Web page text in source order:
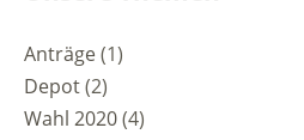
Anträge(1)
Depot(2)
Wahl 2020(4)